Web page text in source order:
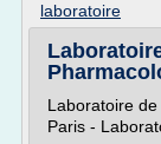
laboratoire
Laboratoire
Paris -